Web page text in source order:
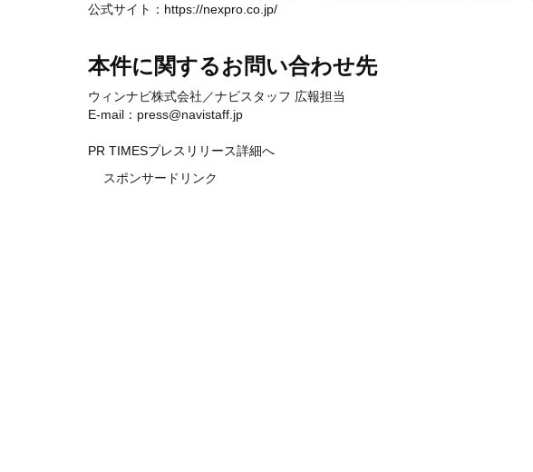
公式サイト： https://nexpro.co.jp/
本件に関するお問い合わせ先
ウィンナビ株式会社／ナビスタッフ 広報担当
E-mail：press@navistaff.jp
PR TIMESプレスリリース詳細へ
スポンサードリンク